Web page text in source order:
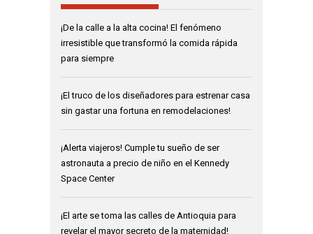
¡De la calle a la alta cocina! El fenómeno
irresistible que transformó la comida rápida
para siempre
¡El truco de los diseñadores para estrenar casa
sin gastar una fortuna en remodelaciones!
¡Alerta viajeros! Cumple tu sueño de ser
astronauta a precio de niño en el Kennedy
Space Center
¡El arte se toma las calles de Antioquia para
revelar el mayor secreto de la maternidad!